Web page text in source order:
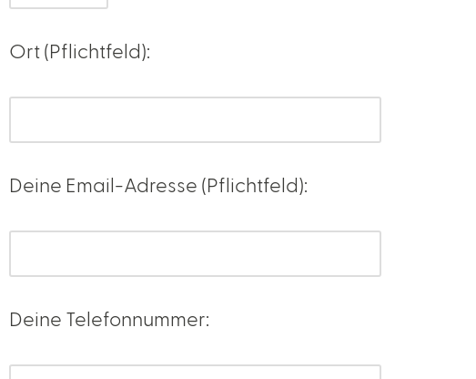
Ort (Pflichtfeld):
Deine Email-Adresse (Pflichtfeld):
Deine Telefonnummer: